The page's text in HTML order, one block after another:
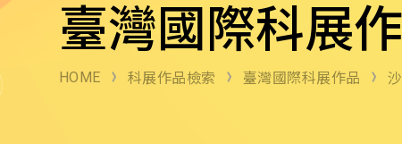
臺灣國際科展
HOME 科展作品檢索 臺灣國際科展作品